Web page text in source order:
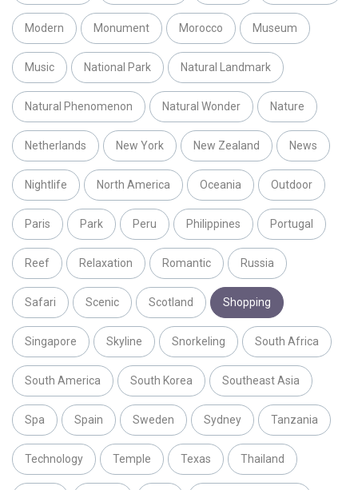
Modern Monument Morocco Museum
Music National Park Natural Landmark
Natural Phenomenon Natural Wonder Nature
Netherlands New York New Zealand News
Nightlife North America Oceania Outdoor
Paris Park Peru Philippines Portugal
Reef Relaxation Romantic Russia
Safari Scenic Scotland Shopping
Singapore Skyline Snorkeling South Africa
South America South Korea Southeast Asia
Spa Spain Sweden Sydney Tanzania
Technology Temple Texas Thailand